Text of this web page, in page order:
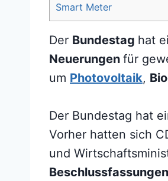
Smart Meter
Der Bundestag hat
Neuerungen für
um Photovoltaik,
Der Bundestag hat
Vorher hatten sich
und
Beschlussfassungen